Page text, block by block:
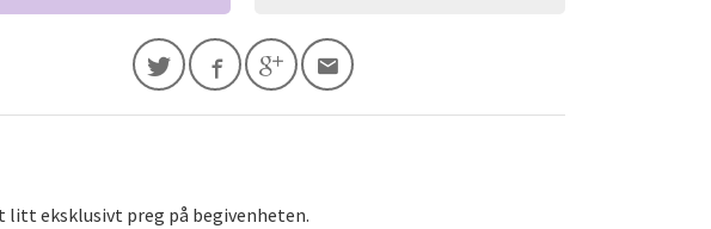
litt eksklusivt preg på begivenheten.